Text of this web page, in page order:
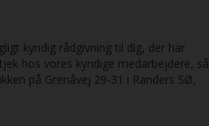
kyndig rådgivning til dig, der har
hos vores kyndige medarbejdere, så
på Grenåvej 29-31 i Randers SØ,